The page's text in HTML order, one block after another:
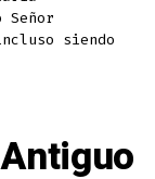
He
Said,
“A
siendo